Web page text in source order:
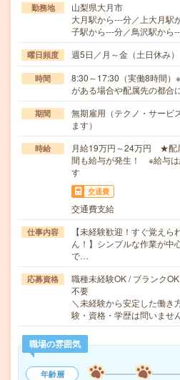
勤務地
山梨県大月市
大月駅から---分／上大月駅
子駅から---分／鳥沢駅から
曜日頻度 週5日／月～金（土日休み）
時間
8:30～17:30（実働8時間）
がある場合や配属先の都合
期間
無期雇用（テクノ・サービ
ます）
時給
月給19万円～24万円 ★配
間も給与が発生！ ※給与は
す
交通費
交通費支給
仕事内容
【未経験歓迎！すぐ覚え
ん！】シンプルな作業が中
で…
応募資格
職種未経験OK / ブランク
不要
＼未経験から安定した働き
験・資格・学歴は問いま
職場の雰囲気
年齢層